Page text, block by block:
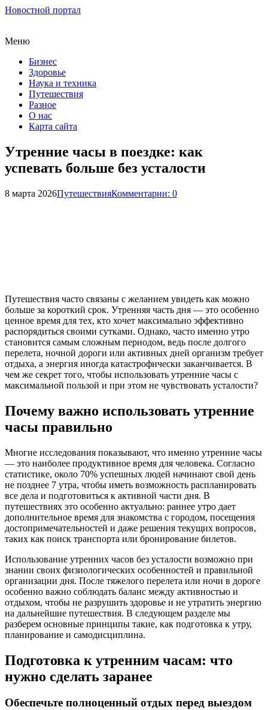
Новостной портал
Меню
Бизнес
Здоровье
Наука и техника
Путешествия
Разное
О нас
Карта сайта
Утренние часы в поездке: как
успевать больше без усталости
8 марта 2026ПутешествияКомментарии: 0
Путешествия часто связаны с желанием увидеть как можно
больше за короткий срок. Утренняя часть дня — это особенно
ценное время для тех, кто хочет максимально эффективно
распорядиться своими сутками. Однако, часто именно утро
становится самым сложным периодом, ведь после долгого
перелета, ночной дороги или активных дней организм требует
отдыха, а энергия иногда катастрофически заканчивается. В
чем же секрет того, чтобы использовать утренние часы с
максимальной пользой и при этом не чувствовать усталости?
Почему важно использовать утренние
часы правильно
Многие исследования показывают, что именно утренние часы
— это наиболее продуктивное время для человека. Согласно
статистике, около 70% успешных людей начинают свой день
не позднее 7 утра, чтобы иметь возможность распланировать
все дела и подготовиться к активной части дня. В
путешествиях это особенно актуально: раннее утро дает
дополнительное время для знакомства с городом, посещения
достопримечательностей и даже решения текущих вопросов,
таких как поиск транспорта или бронирование билетов.
Использование утренних часов без усталости возможно при
знании своих физиологических особенностей и правильной
организации дня. После тяжелого перелета или ночи в дороге
особенно важно соблюдать баланс между активностью и
отдыхом, чтобы не разрушить здоровье и не утратить энергию
на дальнейшие путешествия. В следующем разделе мы
разберем основные принципы такие, как подготовка к утру,
планирование и самодисциплина.
Подготовка к утренним часам: что
нужно сделать заранее
Обеспечьте полноценный отдых перед выездом